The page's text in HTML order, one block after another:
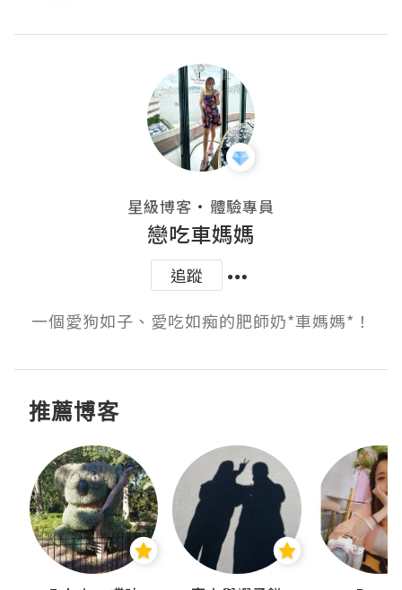
星級博客 ・ 體驗專員
戀吃車媽媽
追蹤
一個愛狗如子、愛吃如痴的肥師奶*車媽媽*！
推薦博客